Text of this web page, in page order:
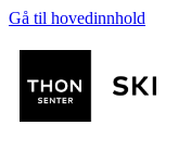
Gå til hovedinnhold